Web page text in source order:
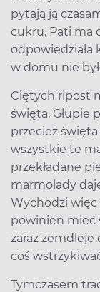
pytają ją
cukru. Pati ma
odpowiedziała
w domu nie
Ciętych ripost
święta. Głupie
przecież
wszystkie te
przekładane
marmolady
Wychodzi więc
powinien mieć
zaraz zemdleje
coś
Tymczasem